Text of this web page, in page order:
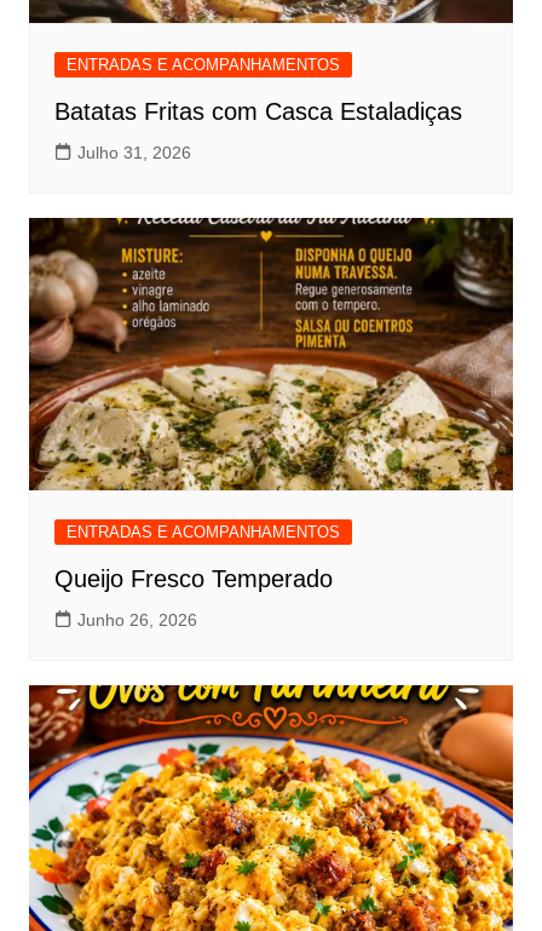
ENTRADAS E ACOMPANHAMENTOS
Batatas Fritas com Casca Estaladiças
Julho 31, 2026
ENTRADAS E ACOMPANHAMENTOS
Queijo Fresco Temperado
Junho 26, 2026